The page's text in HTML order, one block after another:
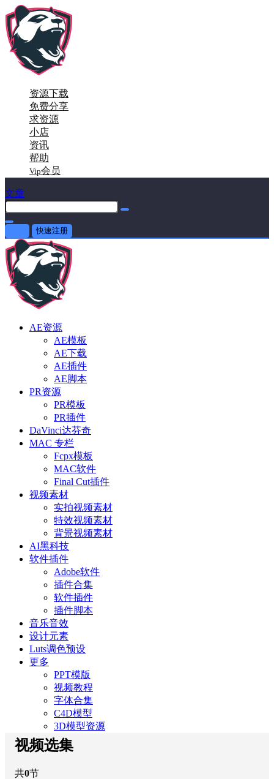
资源下载
免费分享
求资源
小店
资讯
帮助
Vip会员
文章
快速注册
AE资源
AE模板
AE下载
AE插件
AE脚本
PR资源
PR模板
PR插件
DaVinci达芬奇
MAC 专栏
Fcpx模板
MAC软件
Final Cut插件
视频素材
实拍视频素材
特效视频素材
背景视频素材
AI黑科技
软件插件
Adobe软件
插件合集
软件插件
插件脚本
音乐音效
设计元素
Luts调色预设
更多
PPT模版
视频教程
字体合集
C4D模型
3D模型资源
视频选集
共0节